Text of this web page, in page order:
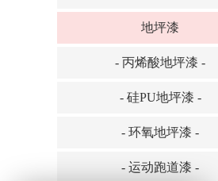
地坪漆
- 丙烯酸地坪漆 -
- 硅PU地坪漆 -
- 环氧地坪漆 -
- 运动跑道漆 -